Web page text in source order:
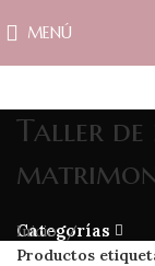
MENÚ
Taller de
Categorías
Inicio
Productos